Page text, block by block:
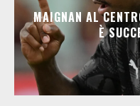
MAIGNAN AL
È